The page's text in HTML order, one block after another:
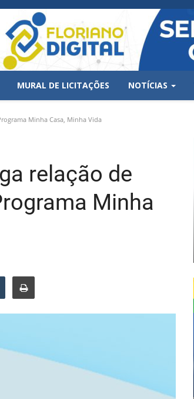
MURAL DE LICITAÇÕES NOTÍCIAS
Minha Casa, Minha Vida
relação de
Minha